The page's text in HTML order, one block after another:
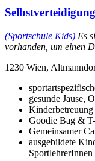
(Sportschule Kids) Es
vorhanden, um einen
1230 Wien,
gesunde Jause,
Goodie Bag &
Gemeinsamer
ausgebildete
SportlehrerInnen